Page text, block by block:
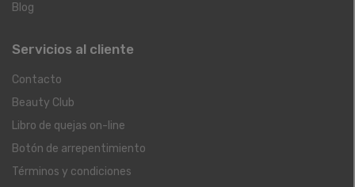
Blog
Servicios al cliente
Contacto
Beauty Club
Libro de quejas on-line
Botón de arrepentimiento
Términos y condiciones